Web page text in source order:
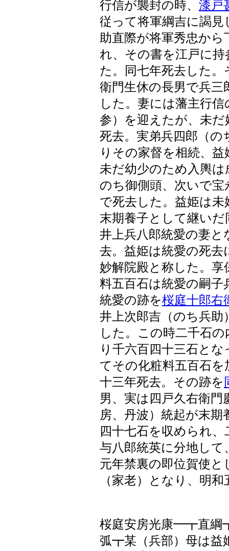
行信が襲封の時、 漆戸
従って将軍綱吉に謁
助直際が将軍秀忠か
れ、その書を江戸に
た。同七年死去した
衛門生休の長男で兵
した。妻には藩主行
参）を迎えたが、未
死去。実弟兵四郎（の
りその家督を相続、
未だ幼少のため入輿
のち御側頭、次いで
で死去した。益姫は
末期養子として継い
井上兵八郎統愛の妻
去。益姫は統愛の死
妙解院殿と称した。享
料五百石は統愛の嗣子
統愛の跡を桜庭十郎右
井上次郎吉（のち兵
した。この時二千石
り千六百四十三石と
てその化粧料五百石
十三年死去。その跡を
男、実は四戸久右衛
房、丹波）統起が末
四十七石を収められ
与八郎統英に分地し
元年禁裏の即位賀使
（家老）となり、明
桜庭安房光康━┳直綱
弧┳某（兵部）母は益